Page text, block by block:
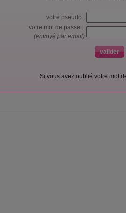
votre pseudo :
votre mot de passe :
(envoyé par email)
Si vous avez oublié votre mot